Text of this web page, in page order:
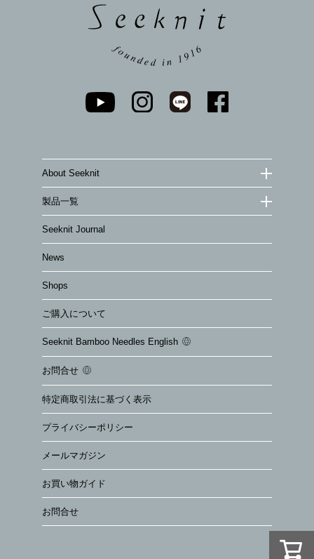
About Seeknit
製品一覧
Seeknit Journal
News
Shops
ご購入について
Seeknit Bamboo Needles English
お問合せ
特定商取引法に基づく表示
プライバシーポリシー
メールマガジン
お買い物ガイド
お問合せ